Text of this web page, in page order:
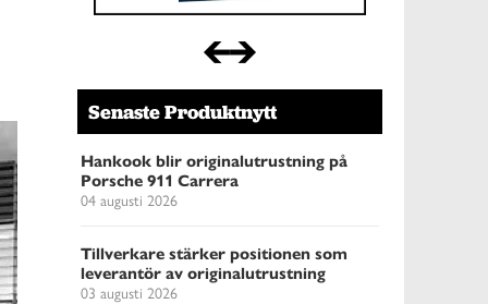
Senaste Produktnytt
Hankook blir originalutrustning på
Porsche 911 Carrera
04 augusti 2026
Tillverkare stärker positionen som
leverantör av originalutrustning
03 augusti 2026